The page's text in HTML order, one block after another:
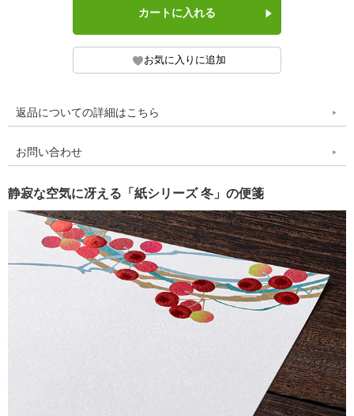
返品についての詳細はこちら
お問い合わせ
静寂な空気に冴える「紙シリーズ 冬」の便箋